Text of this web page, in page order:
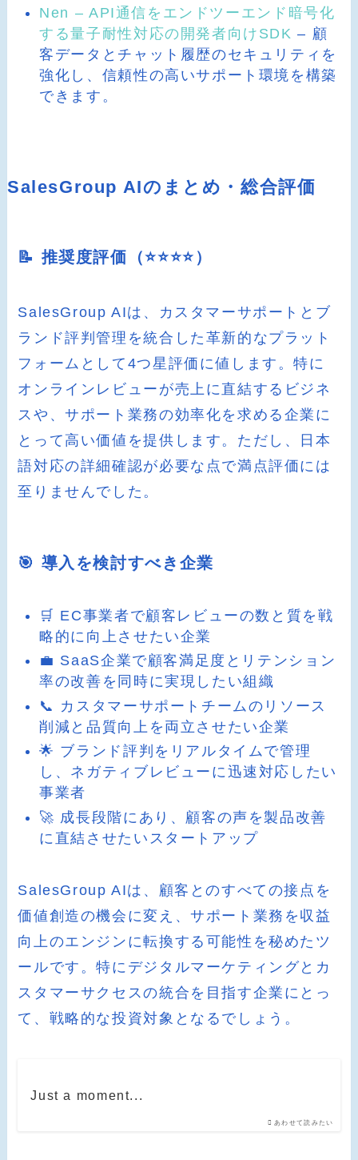
Nen – API通信をエンドツーエンド暗号化
する量子耐性対応の開発者向けSDK – 顧
客データとチャット履歴のセキュリティを
強化し、信頼性の高いサポート環境を構築
できます。
SalesGroup AIのまとめ・総合評価
📝 推奨度評価（⭐️⭐️⭐️⭐️）
SalesGroup AIは、カスタマーサポートとブ
ランド評判管理を統合した革新的なプラット
フォームとして4つ星評価に値します。特に
オンラインレビューが売上に直結するビジネ
スや、サポート業務の効率化を求める企業に
とって高い価値を提供します。ただし、日本
語対応の詳細確認が必要な点で満点評価には
至りませんでした。
🎯 導入を検討すべき企業
🛒 EC事業者で顧客レビューの数と質を戦
略的に向上させたい企業
💼 SaaS企業で顧客満足度とリテンション
率の改善を同時に実現したい組織
📞 カスタマーサポートチームのリソース
削減と品質向上を両立させたい企業
🌟 ブランド評判をリアルタイムで管理
し、ネガティブレビューに迅速対応したい
事業者
🚀 成長段階にあり、顧客の声を製品改善
に直結させたいスタートアップ
SalesGroup AIは、顧客とのすべての接点を
価値創造の機会に変え、サポート業務を収益
向上のエンジンに転換する可能性を秘めたツ
ールです。特にデジタルマーケティングとカ
スタマーサクセスの統合を目指す企業にとっ
て、戦略的な投資対象となるでしょう。
あわせて読みたい
Just a moment...